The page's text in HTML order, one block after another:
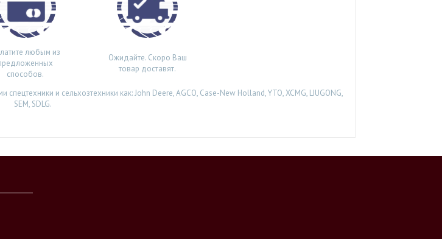
любым из
способов.
Ожидайте. Скоро Ваш
товар доставят.
и сельхозтехники как: John Deere, AGCO, Case-New Holland, YTO, XCMG, LIUGONG,
SEM, SDLG.